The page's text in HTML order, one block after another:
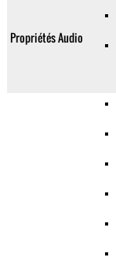
Propriétés Audio